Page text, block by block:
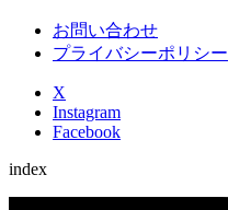
お問い合わせ
プライバシーポリシー
X
Instagram
Facebook
index